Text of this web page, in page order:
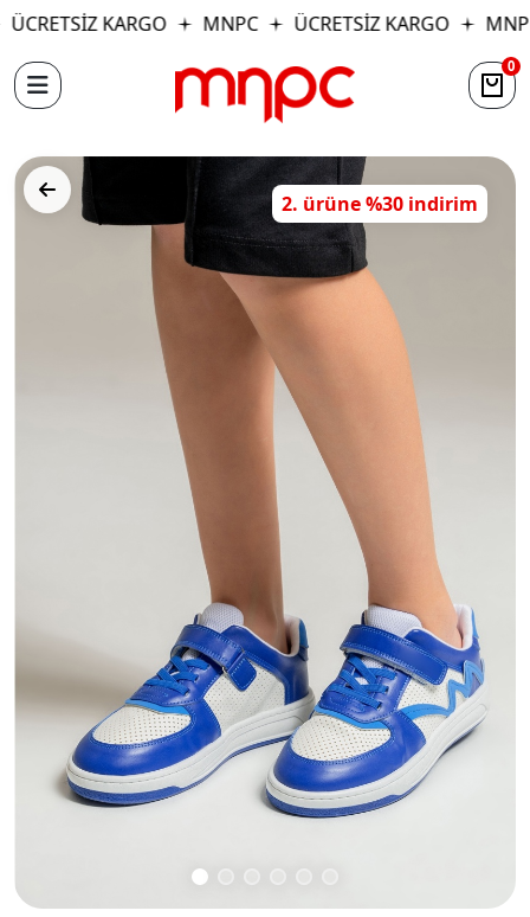
ÜCRETSİZ KARGO MNPC ÜCRETSİZ KARGO
0
2. ürüne %30 indirim